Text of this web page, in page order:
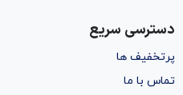
دسترسی سریع
پرتخفیف ها
تماس با ما